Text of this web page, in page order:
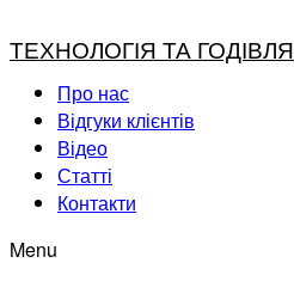
ТЕХНОЛОГІЯ ТА ГОДІВЛЯ
Про нас
Відгуки клієнтів
Відео
Статті
Контакти
Menu